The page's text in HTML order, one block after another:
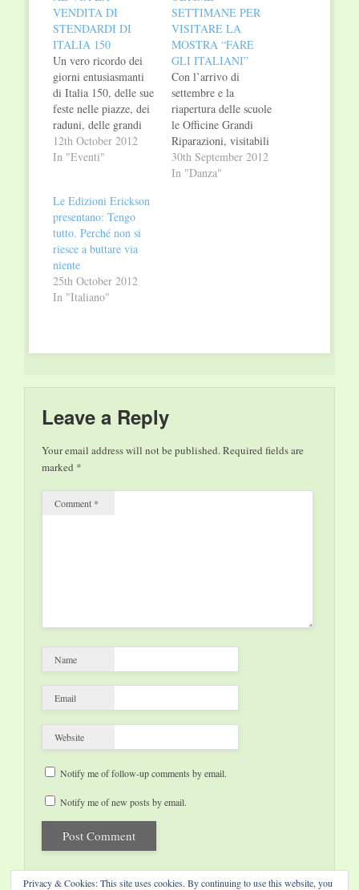
VENDITA DI
STENDARDI DI
ITALIA 150
Un vero ricordo dei
giorni entusiasmanti
di Italia 150, delle sue
feste nelle piazze, dei
raduni, delle grandi
mostre e degli
appuntamenti sportivi,
giorno di chiusura
definitiva delle
Officine Grandi
Riparazioni e della
mostra Fare gli
italiani, sono in
vendita presso il…
12th October 2012
In "Eventi"
SETTIMANE PER
VISITARE LA
MOSTRA “FARE
GLI ITALIANI”
Con l’arrivo di
settembre e la
riapertura delle scuole
le Officine Grandi
Riparazioni, visitabili
fino al 4 novembre,
tornano all’orario
30th September 2012
In "Danza"
Le Edizioni Erickson
presentano: Tengo
tutto. Perché non si
riesce a buttare via
niente
25th October 2012
In "Italiano"
Leave a Reply
Your email address will not be published.Required fields are
marked *
Comment *
Name
Email
Website
Notify me of follow-up comments by email.
Notify me of new posts by email.
Privacy & Cookies: This site uses cookies. By continuing to use this website, you